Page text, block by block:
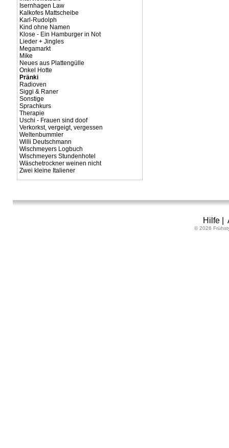
Isernhagen Law
Kalkofes Mattscheibe
Karl-Rudolph
Kind ohne Namen
Klose - Ein Hamburger in Not
Lieder + Jingles
Megamarkt
Mike
Neues aus Plattengülle
Onkel Hotte
Pränki
Radioven
Siggi & Raner
Sonstige
Sprachkurs
Therapie
Uschi - Frauen sind doof
Verkorkst, vergeigt, vergessen
Weltenbummler
Willi Deutschmann
Wischmeyers Logbuch
Wischmeyers Stundenhotel
Wäschetrockner weinen nicht
Zwei kleine Italiener
Hilfe|
© 2026